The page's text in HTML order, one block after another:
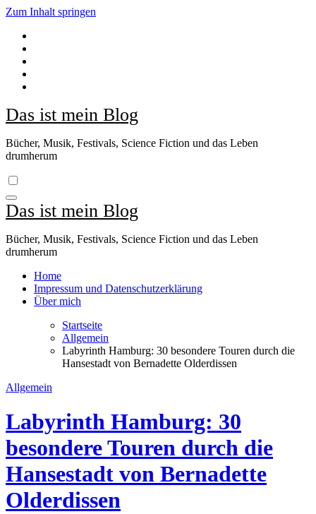
Zum Inhalt springen
Das ist mein Blog
Bücher, Musik, Festivals, Science Fiction und das Leben
drumherum
Das ist mein Blog
Bücher, Musik, Festivals, Science Fiction und das Leben
drumherum
Home
Impressum und Datenschutzerklärung
Über mich
Startseite
Allgemein
Labyrinth Hamburg: 30 besondere Touren durch die
Hansestadt von Bernadette Olderdissen
Allgemein
Labyrinth Hamburg: 30
besondere Touren durch die
Hansestadt von Bernadette
Olderdissen